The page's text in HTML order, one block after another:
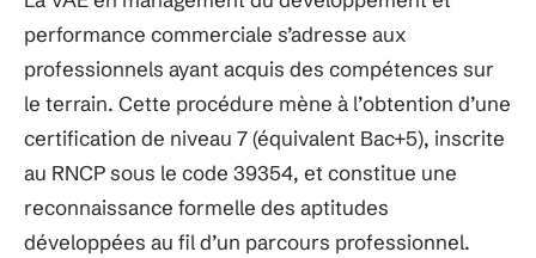
performance commerciale s’adresse aux
professionnels ayant acquis des compétences sur
le terrain. Cette procédure mène à l’obtention d’une
certification de niveau 7 (équivalent Bac+5), inscrite
au RNCP sous le code 39354, et constitue une
reconnaissance formelle des aptitudes
développées au fil d’un parcours professionnel.